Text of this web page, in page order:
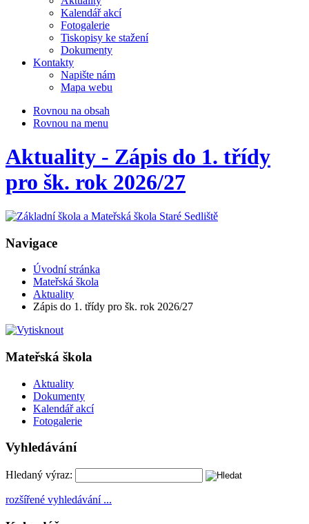
Kalendář akcí
Fotogalerie
Tiskopisy ke stažení
Dokumenty
Kontakty
Napište nám
Mapa webu
Rovnou na obsah
Rovnou na menu
Aktuality - Zápis do 1. třídy
pro šk. rok 2026/27
Navigace
Úvodní stránka
Mateřská škola
Aktuality
Zápis do 1. třídy pro šk. rok 2026/27
Mateřská škola
Aktuality
Dokumenty
Kalendář akcí
Fotogalerie
Vyhledávání
Hledaný výraz:
rozšířené vyhledávání ...